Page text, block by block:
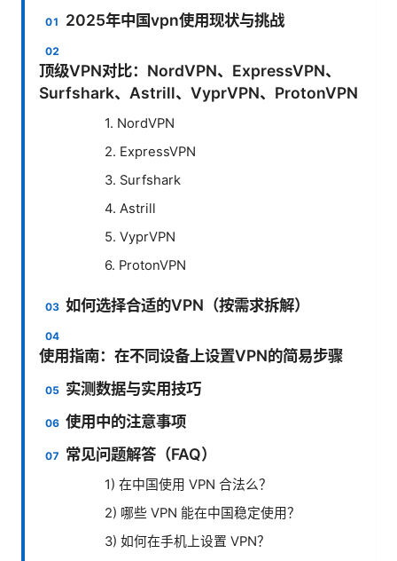
2025年中国vpn使用现状与挑战
顶级VPN对比：NordVPN、ExpressVPN、
Surfshark、Astrill、VyprVPN、ProtonVPN
1. NordVPN
2. ExpressVPN
3. Surfshark
4. Astrill
5. VyprVPN
6. ProtonVPN
如何选择合适的VPN（按需求拆解）
使用指南：在不同设备上设置VPN的简易步骤
实测数据与实用技巧
使用中的注意事项
常见问题解答（FAQ）
1) 在中国使用 VPN 合法么？
2) 哪些 VPN 能在中国稳定使用？
3) 如何在手机上设置 VPN？